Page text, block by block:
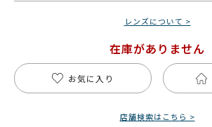
レンズについて >
在庫がありません
お気に入り
店舗検索はこちら >